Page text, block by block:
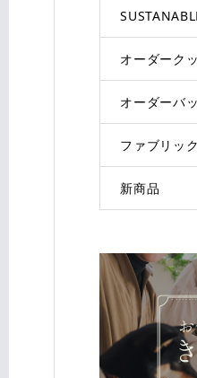
オーダーク
オーダーバ
ファブリッ
新商品